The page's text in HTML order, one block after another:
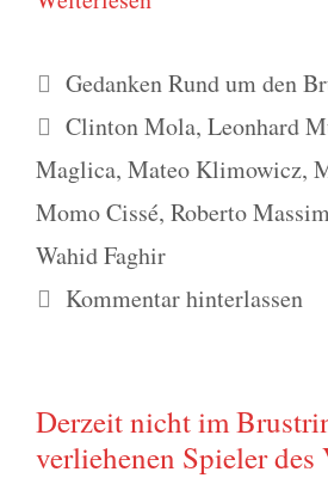
Kategorien
Gedanken Rund um den
Schlagwörter
Clinton Mola, Leonhard
Maglica, Mateo Klimowicz,
Momo Cissé, Roberto
Wahid Faghir
Kommentar hinterlassen
Derzeit nicht im
verliehenen Spieler des